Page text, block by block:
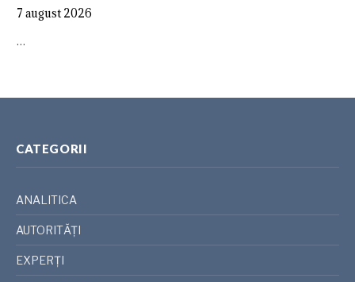
7 august 2026
…
CATEGORII
ANALITICA
AUTORITĂȚI
EXPERȚI